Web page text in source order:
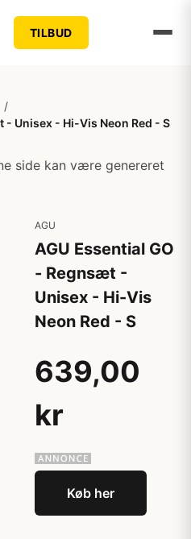
TILBUD
/
- Unisex - Hi-Vis Neon Red - S
side kan være genereret
AGU
AGU Essential GO
- Regnsæt -
Unisex - Hi-Vis
Neon Red - S
639,00
kr
Køb her